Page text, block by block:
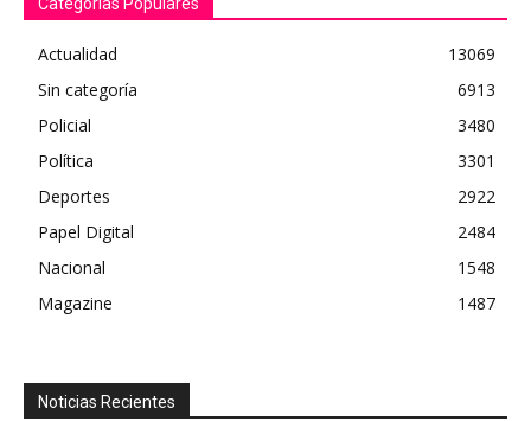
Actualidad
13069
Sin categoría
6913
Policial
3480
Política
3301
Deportes
2922
Papel Digital
2484
Nacional
1548
Magazine
1487
Noticias Recientes